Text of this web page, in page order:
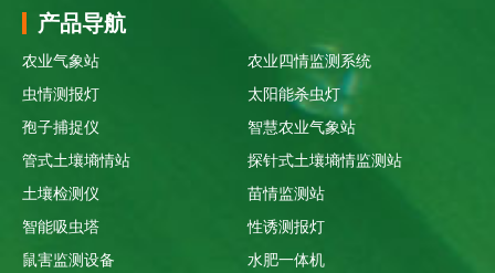
产品导航
农业气象站
农业四情监测系统
虫情测报灯
太阳能杀虫灯
孢子捕捉仪
智慧农业气象站
管式土壤墒情站
探针式土壤墒情监测站
土壤检测仪
苗情监测站
智能吸虫塔
性诱测报灯
鼠害监测设备
水肥一体机